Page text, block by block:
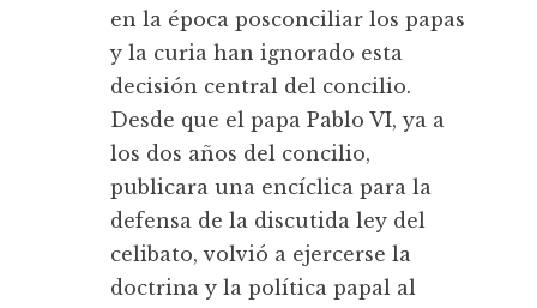
en la época posconciliar los papas
y la curia han ignorado esta
decisión central del concilio.
Desde que el papa Pablo VI, ya a
los dos años del concilio,
publicara una encíclica para la
defensa de la discutida ley del
celibato, volvió a ejercerse la
doctrina y la política papal al